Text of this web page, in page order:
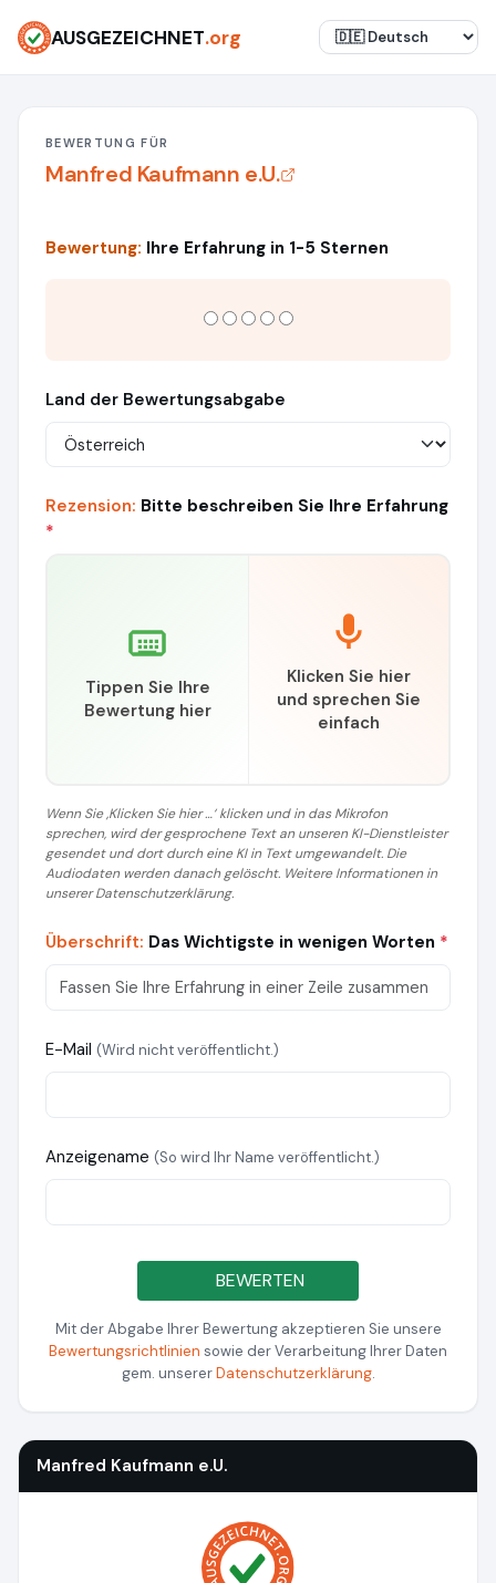
AUSGEZEICHNET.org
BEWERTUNG FÜR
Manfred Kaufmann e.U.
Bewertung: Ihre Erfahrung in 1-5 Sternen
Land der Bewertungsabgabe
Rezension: Bitte beschreiben Sie Ihre Erfahrung
*
Tippen Sie Ihre
Bewertung hier
Klicken Sie hier
und sprechen Sie
einfach
Wenn Sie ‚Klicken Sie hier …‘ klicken und in das Mikrofon
sprechen, wird der gesprochene Text an unseren KI-Dienstleister
gesendet und dort durch eine KI in Text umgewandelt. Die
Audiodaten werden danach gelöscht. Weitere Informationen in
unserer Datenschutzerklärung.
Überschrift: Das Wichtigste in wenigen Worten *
E-Mail (Wird nicht veröffentlicht.)
Anzeigename (So wird Ihr Name veröffentlicht.)
BEWERTEN
Mit der Abgabe Ihrer Bewertung akzeptieren Sie unsere
Bewertungsrichtlinien sowie der Verarbeitung Ihrer Daten
gem. unsererDatenschutzerklärung.
Manfred Kaufmann e.U.